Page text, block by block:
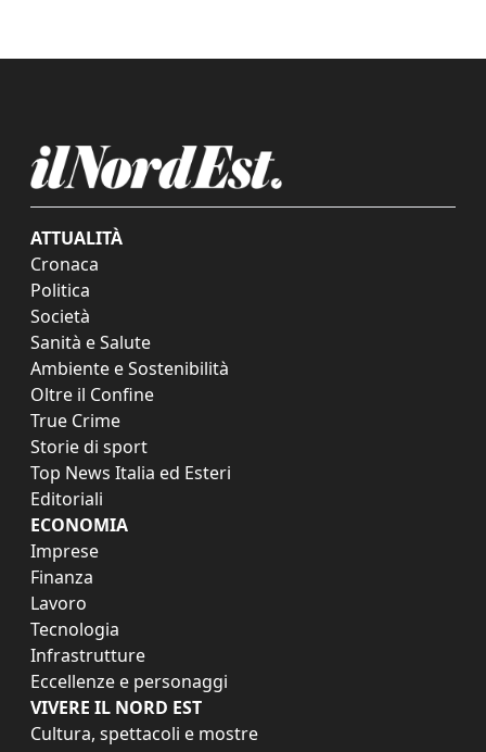
ATTUALITÀ
Cronaca
Politica
Società
Sanità e Salute
Ambiente e Sostenibilità
Oltre il Confine
True Crime
Storie di sport
Top News Italia ed Esteri
Editoriali
ECONOMIA
Imprese
Finanza
Lavoro
Tecnologia
Infrastrutture
Eccellenze e personaggi
VIVERE IL NORD EST
Cultura, spettacoli e mostre